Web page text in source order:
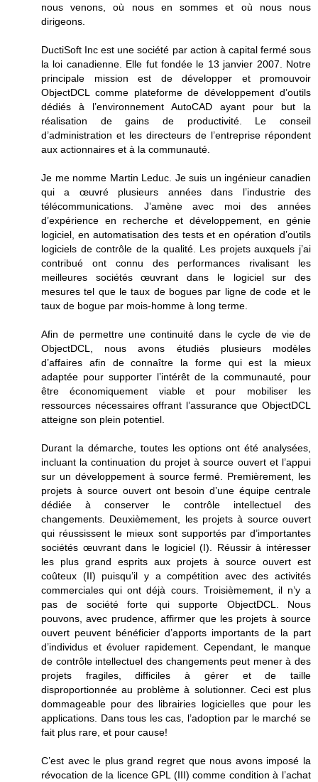
nous venons, où nous en sommes et où nous nous
dirigeons.
DuctiSoft Inc est une société par action à capital fermé sous
la loi canadienne. Elle fut fondée le 13 janvier 2007. Notre
principale mission est de développer et promouvoir
ObjectDCL comme plateforme de développement d’outils
dédiés à l’environnement AutoCAD ayant pour but la
réalisation de gains de productivité. Le conseil
d’administration et les directeurs de l’entreprise répondent
aux actionnaires et à la communauté.
Je me nomme Martin Leduc. Je suis un ingénieur canadien
qui a œuvré plusieurs années dans l’industrie des
télécommunications. J’amène avec moi des années
d’expérience en recherche et développement, en génie
logiciel, en automatisation des tests et en opération d’outils
logiciels de contrôle de la qualité. Les projets auxquels j’ai
contribué ont connu des performances rivalisant les
meilleures sociétés œuvrant dans le logiciel sur des
mesures tel que le taux de bogues par ligne de code et le
taux de bogue par mois-homme à long terme.
Afin de permettre une continuité dans le cycle de vie de
ObjectDCL, nous avons étudiés plusieurs modèles
d’affaires afin de connaître la forme qui est la mieux
adaptée pour supporter l’intérêt de la communauté, pour
être économiquement viable et pour mobiliser les
ressources nécessaires offrant l’assurance que ObjectDCL
atteigne son plein potentiel.
Durant la démarche, toutes les options ont été analysées,
incluant la continuation du projet à source ouvert et l’appui
sur un développement à source fermé. Premièrement, les
projets à source ouvert ont besoin d’une équipe centrale
dédiée à conserver le contrôle intellectuel des
changements. Deuxièmement, les projets à source ouvert
qui réussissent le mieux sont supportés par d’importantes
sociétés œuvrant dans le logiciel (I). Réussir à intéresser
les plus grand esprits aux projets à source ouvert est
coûteux (II) puisqu’il y a compétition avec des activités
commerciales qui ont déjà cours. Troisièmement, il n’y a
pas de société forte qui supporte ObjectDCL. Nous
pouvons, avec prudence, affirmer que les projets à source
ouvert peuvent bénéficier d’apports importants de la part
d’individus et évoluer rapidement. Cependant, le manque
de contrôle intellectuel des changements peut mener à des
projets fragiles, difficiles à gérer et de taille
disproportionnée au problème à solutionner. Ceci est plus
dommageable pour des librairies logicielles que pour les
applications. Dans tous les cas, l’adoption par le marché se
fait plus rare, et pour cause!
C’est avec le plus grand regret que nous avons imposé la
révocation de la licence GPL (III) comme condition à l’achat